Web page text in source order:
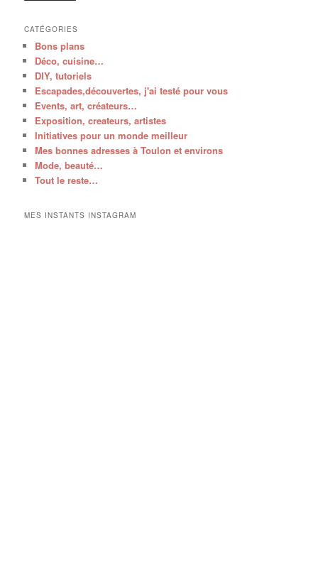
CATÉGORIES
Bons plans
Déco, cuisine…
DIY, tutoriels
Escapades,découvertes, j'ai testé pour vous
Events, art, créateurs…
Exposition, createurs, artistes
Initiatives pour un monde meilleur
Mes bonnes adresses à Toulon et environs
Mode, beauté…
Tout le reste…
MES INSTANTS INSTAGRAM